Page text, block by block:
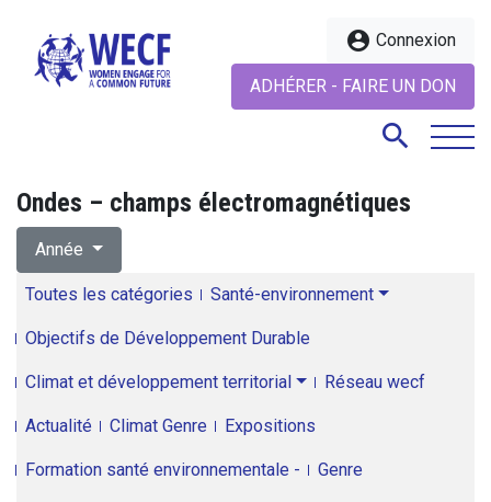
account_circle Connexion
ADHÉRER - FAIRE UN DON
search
Ondes – champs électromagnétiques
Année
Toutes les catégories Santé-environnement
Objectifs de Développement Durable
Climat et développement territorial Réseau wecf
Actualité Climat Genre Expositions
Formation santé environnementale - Genre